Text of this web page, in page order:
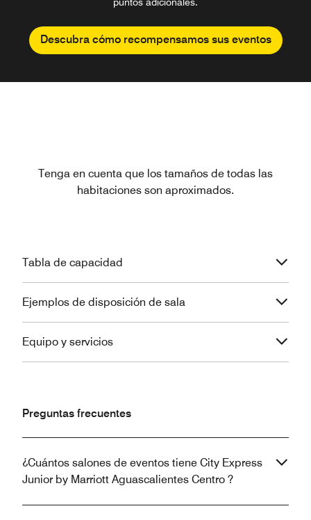
Descubra cómo recompensamos sus eventos
Tenga en cuenta que los tamaños de todas las
habitaciones son aproximados.
Tabla de capacidad
Ejemplos de disposición de sala
Equipo y servicios
Preguntas frecuentes
¿Cuántos salones de eventos tiene City Express
Junior by Marriott Aguascalientes Centro ?